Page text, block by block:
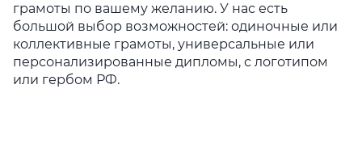
грамоты по вашему желанию. У нас есть
большой выбор возможностей: одиночные или
коллективные грамоты, универсальные или
персонализированные дипломы, с логотипом
или гербом РФ.